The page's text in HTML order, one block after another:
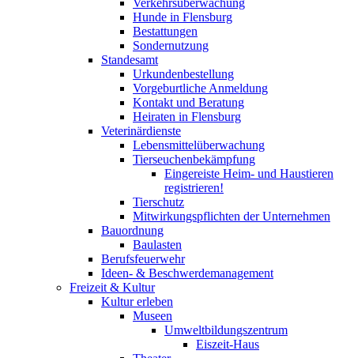
Verkehrsüberwachung
Hunde in Flensburg
Bestattungen
Sondernutzung
Standesamt
Urkundenbestellung
Vorgeburtliche Anmeldung
Kontakt und Beratung
Heiraten in Flensburg
Veterinärdienste
Lebensmittelüberwachung
Tierseuchenbekämpfung
Eingereiste Heim- und Haustieren
registrieren!
Tierschutz
Mitwirkungspflichten der Unternehmen
Bauordnung
Baulasten
Berufsfeuerwehr
Ideen- & Beschwerdemanagement
Freizeit & Kultur
Kultur erleben
Museen
Umweltbildungszentrum
Eiszeit-Haus